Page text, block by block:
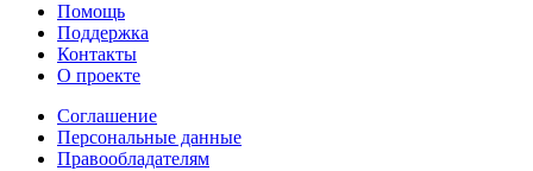
Помощь
Поддержка
Контакты
О проекте
Соглашение
Персональные данные
Правообладателям